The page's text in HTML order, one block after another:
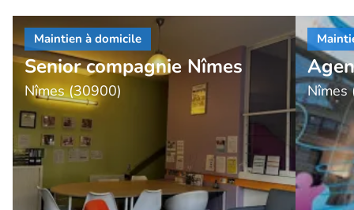
Senior compagnie Nîmes
Nîmes (30900) Nîmes